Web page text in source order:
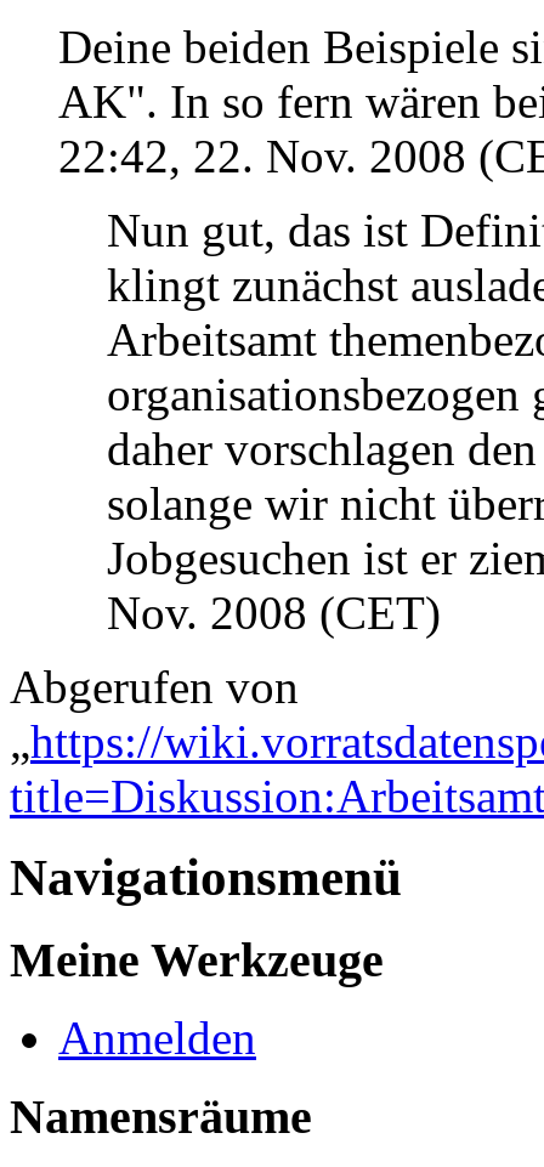
Deine beiden Beispiele
AK". In so fern wären
22:42, 22. Nov. 2008
Nun gut, das ist
klingt zunächst
Arbeitsamt
daher vorschlagen
solange wir nicht
Jobgesuchen ist er
Nov. 2008 (CET)
Abgerufen von
„https://
Navigationsmenü
Meine Werkzeuge
Anmelden
Namensräume